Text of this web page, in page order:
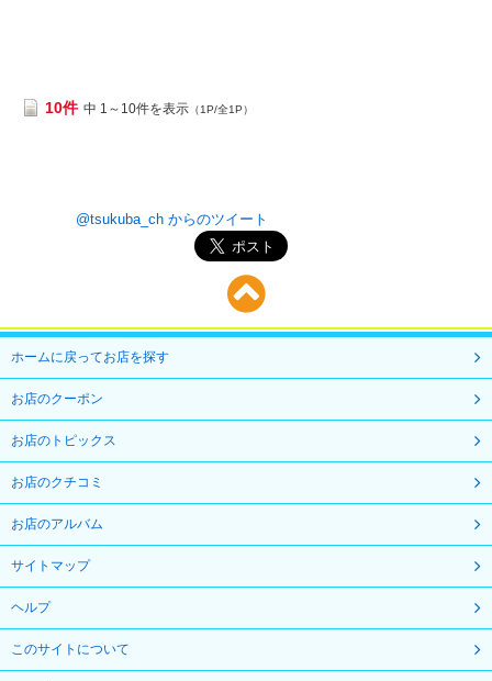
10件 中 1～10件を表示 （1P/全1P）
@tsukuba_ch からのツイート
ホームに戻ってお店を探す
お店のクーポン
お店のトピックス
お店のクチコミ
お店のアルバム
サイトマップ
ヘルプ
このサイトについて